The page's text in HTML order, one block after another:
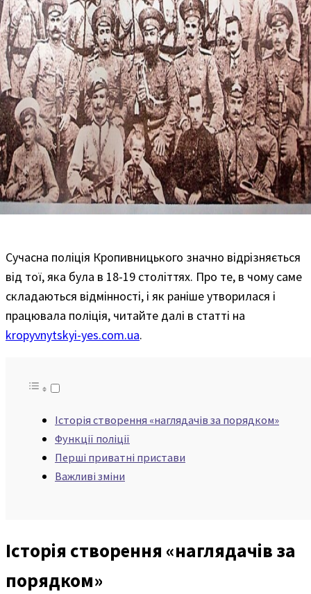
Сучасна поліція Кропивницького значно відрізняється
від тої, яка була в 18-19 століттях. Про те, в чому саме
складаються відмінності, і як раніше утворилася і
працювала поліція, читайте далі в статті на
kropyvnytskyi-yes.com.ua.
Історія створення «наглядачів за порядком»
Функції поліції
Перші приватні пристави
Важливі зміни
Історія створення «наглядачів за
порядком»